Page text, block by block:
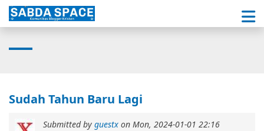
Sudah Tahun Baru Lagi
Submitted by guestx on Mon, 2024-01-01 22:16